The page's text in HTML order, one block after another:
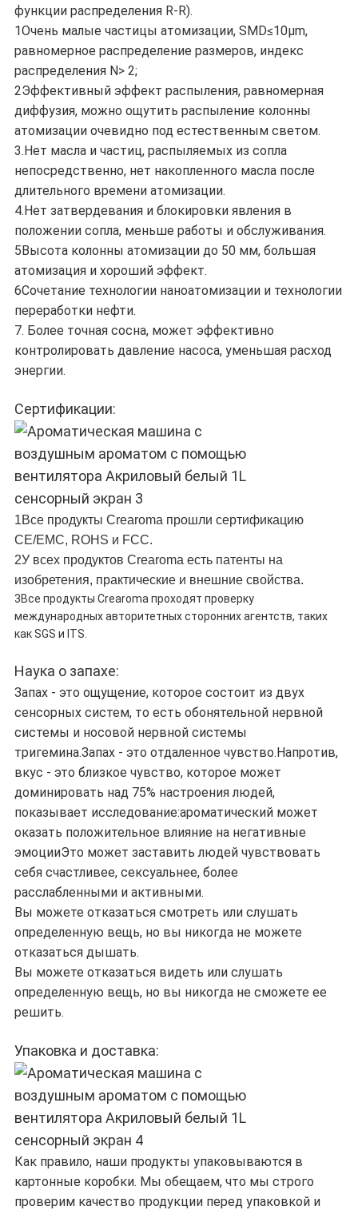
функции распределения R-R).
1Очень малые частицы атомизации, SMD≤10μm,
равномерное распределение размеров, индекс
распределения N> 2;
2Эффективный эффект распыления, равномерная
диффузия, можно ощутить распыление колонны
атомизации очевидно под естественным светом.
3.Нет масла и частиц, распыляемых из сопла
непосредственно, нет накопленного масла после
длительного времени атомизации.
4.Нет затвердевания и блокировки явления в
положении сопла, меньше работы и обслуживания.
5Высота колонны атомизации до 50 мм, большая
атомизация и хороший эффект.
6Сочетание технологии наноатомизации и технологии
переработки нефти.
7. Более точная сосна, может эффективно
контролировать давление насоса, уменьшая расход
энергии.
Сертификации:
1Все продукты Crearoma прошли сертификацию
CE/EMC, ROHS и FCC.
2У всех продуктов Crearoma есть патенты на
изобретения, практические и внешние свойства.
3Все продукты Crearoma проходят проверку
международных авторитетных сторонних агентств, таких
как SGS и ITS.
Наука о запахе:
Запах - это ощущение, которое состоит из двух
сенсорных систем, то есть обонятельной нервной
системы и носовой нервной системы
тригемина.Запах - это отдаленное чувство.Напротив,
вкус - это близкое чувство, которое может
доминировать над 75% настроения людей,
показывает исследование:ароматический может
оказать положительное влияние на негативные
эмоцииЭто может заставить людей чувствовать
себя счастливее, сексуальнее, более
расслабленными и активными.
Вы можете отказаться смотреть или слушать
определенную вещь, но вы никогда не можете
отказаться дышать.
Вы можете отказаться видеть или слушать
определенную вещь, но вы никогда не сможете ее
решить.
Упаковка и доставка:
Как правило, наши продукты упаковываются в
картонные коробки. Мы обещаем, что мы строго
проверим качество продукции перед упаковкой и